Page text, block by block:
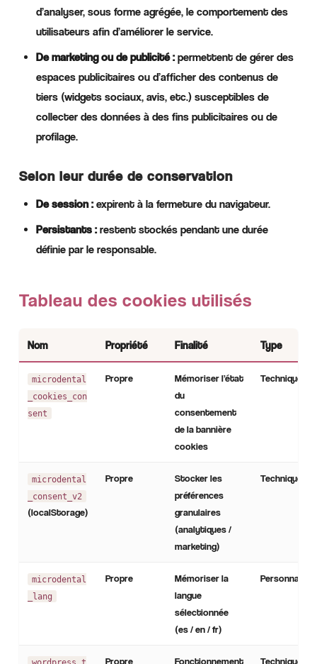
d’analyser, sous forme agrégée, le comportement des
utilisateurs afin d’améliorer le service.
De marketing ou de publicité : permettent de gérer des
espaces publicitaires ou d’afficher des contenus de
tiers (widgets sociaux, avis, etc.) susceptibles de
collecter des données à des fins publicitaires ou de
profilage.
Selon leur durée de conservation
De session : expirent à la fermeture du navigateur.
Persistants : restent stockés pendant une durée
définie par le responsable.
Tableau des cookies utilisés
Nom Propriété Finalité Type
microdental
_cookies_con
sent
Propre
Mémoriser l’état
du
consentement
de la bannière
cookies
Technique
microdental
_consent_v2
(localStorage)
Propre
Stocker les
préférences
granulaires
(analytiques /
marketing)
Technique
microdental
_lang
Propre
Mémoriser la
langue
sélectionnée
(es / en / fr)
wordpress_t
Propre
Fonctionnement
Technique